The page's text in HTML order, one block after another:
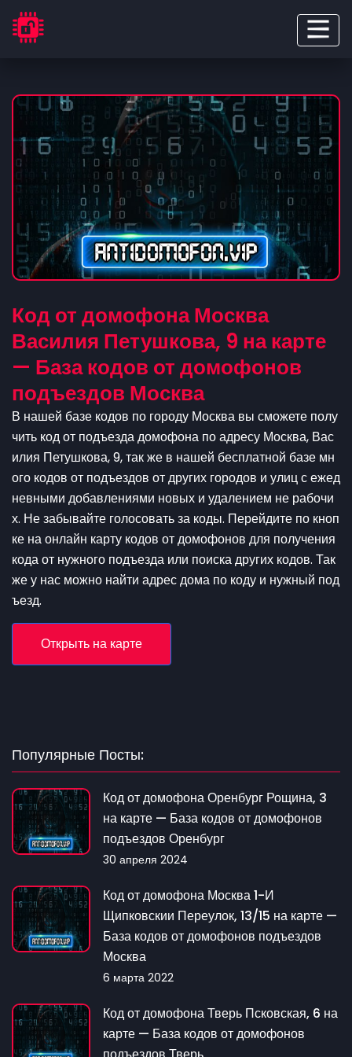
Код от домофона Москва
Василия Петушкова, 9 на карте
— База кодов от домофонов
подъездов Москва
В нашей базе кодов по городу Москва вы сможете полу
чить код от подъезда домофона по адресу Москва, Вас
илия Петушкова, 9, так же в нашей бесплатной базе мн
ого кодов от подъездов от других городов и улиц с ежед
невными добавлениями новых и удалением не рабочи
х. Не забывайте голосовать за коды. Перейдите по кноп
ке на онлайн карту кодов от домофонов для получения
кода от нужного подъезда или поиска других кодов. Так
же у нас можно найти адрес дома по коду и нужный под
ъезд.
Открыть на карте
Популярные Посты:
Код от домофона Оренбург Рощина, 3
на карте — База кодов от домофонов
подъездов Оренбург
30 апреля 2024
Код от домофона Москва 1-И
Щипковскии Переулок, 13/15 на карте —
База кодов от домофонов подъездов
Москва
6 марта 2022
Код от домофона Тверь Псковская, 6 на
карте — База кодов от домофонов